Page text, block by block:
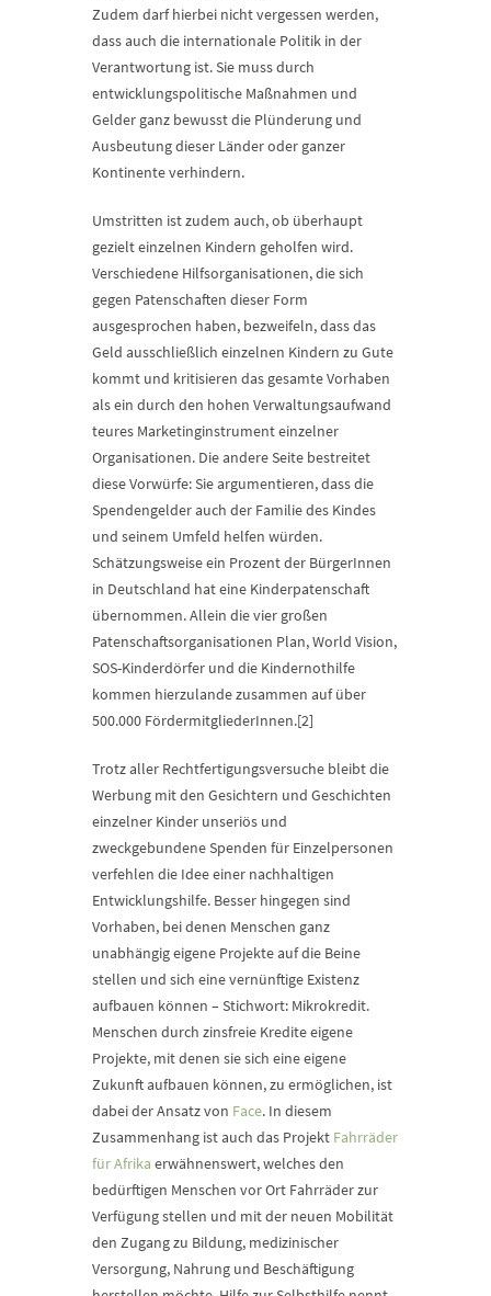
Zudem darf hierbei nicht vergessen werden,
dass auch die internationale Politik in der
Verantwortung ist. Sie muss durch
entwicklungspolitische Maßnahmen und
Gelder ganz bewusst die Plünderung und
Ausbeutung dieser Länder oder ganzer
Kontinente verhindern.
Umstritten ist zudem auch, ob überhaupt
gezielt einzelnen Kindern geholfen wird.
Verschiedene Hilfsorganisationen, die sich
gegen Patenschaften dieser Form
ausgesprochen haben, bezweifeln, dass das
Geld ausschließlich einzelnen Kindern zu Gute
kommt und kritisieren das gesamte Vorhaben
als ein durch den hohen Verwaltungsaufwand
teures Marketinginstrument einzelner
Organisationen. Die andere Seite bestreitet
diese Vorwürfe: Sie argumentieren, dass die
Spendengelder auch der Familie des Kindes
und seinem Umfeld helfen würden.
Schätzungsweise ein Prozent der BürgerInnen
in Deutschland hat eine Kinderpatenschaft
übernommen. Allein die vier großen
Patenschaftsorganisationen Plan, World Vision,
SOS-Kinderdörfer und die Kindernothilfe
kommen hierzulande zusammen auf über
500.000 FördermitgliederInnen.[2]
Trotz aller Rechtfertigungsversuche bleibt die
Werbung mit den Gesichtern und Geschichten
einzelner Kinder unseriös und
zweckgebundene Spenden für Einzelpersonen
verfehlen die Idee einer nachhaltigen
Entwicklungshilfe. Besser hingegen sind
Vorhaben, bei denen Menschen ganz
unabhängig eigene Projekte auf die Beine
stellen und sich eine vernünftige Existenz
aufbauen können – Stichwort: Mikrokredit.
Menschen durch zinsfreie Kredite eigene
Projekte, mit denen sie sich eine eigene
Zukunft aufbauen können, zu ermöglichen, ist
dabei der Ansatz von Face. In diesem
Zusammenhang ist auch das Projekt Fahrräder
für Afrika erwähnenswert, welches den
bedürftigen Menschen vor Ort Fahrräder zur
Verfügung stellen und mit der neuen Mobilität
den Zugang zu Bildung, medizinischer
Versorgung, Nahrung und Beschäftigung